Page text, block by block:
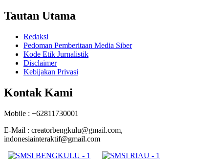
Tautan Utama
Redaksi
Pedoman Pemberitaan Media Siber
Kode Etik Jurnalistik
Disclaimer
Kebijakan Privasi
Kontak Kami
Mobile : +62811730001
E-Mail : creatorbengkulu@gmail.com,
indonesiainteraktif@gmail.com